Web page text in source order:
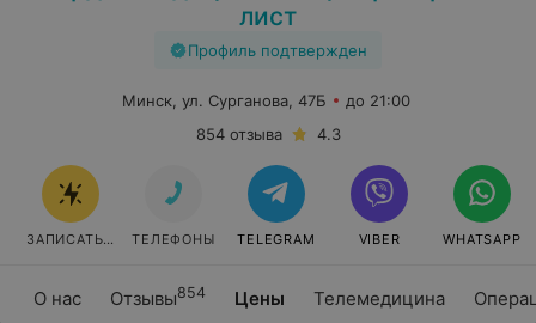
лист
Профиль подтвержден
О нас Отзывы854 Цены Телемедицина
Минск, ул. Сурганова, 47Б
до 21:00
854 отзыва
4.3
ЗАПИСАТЬСЯ ОНЛАЙН
ТЕЛЕФОНЫ TELEGRAM VIBER WHATSAPP